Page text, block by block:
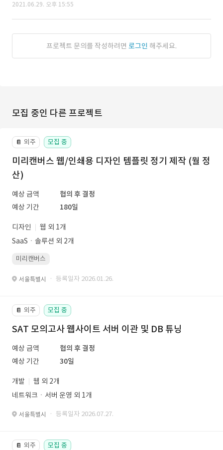
2021.06.29. 오후 15:55
프로젝트 문의를 작성하려면 로그인 해주세요.
모집 중인 다른 프로젝트
📔 외주 모집 중
미리캔버스 웹/인쇄용 디자인 템플릿 정기 제작 (월 정
산)
예상 금액
협의 후 결정
예상 기간
180일
디자인
웹 외 1개
SaaSㆍ솔루션 외 2개
미리캔버스
서울특별시 · 등록일자 2026.01.26.
📔 외주 모집 중
SAT 모의고사 웹사이트 서버 이관 및 DB 튜닝
예상 금액
협의 후 결정
예상 기간
30일
개발
웹 외 2개
네트워크ㆍ서버 운영 외 1개
서울특별시 · 등록일자 2026.07.27.
📔 외주 모집 중